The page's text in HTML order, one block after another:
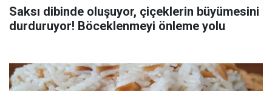
Saksı dibinde oluşuyor, çiçeklerin büyümesini
durduruyor! Böceklenmeyi önleme yolu